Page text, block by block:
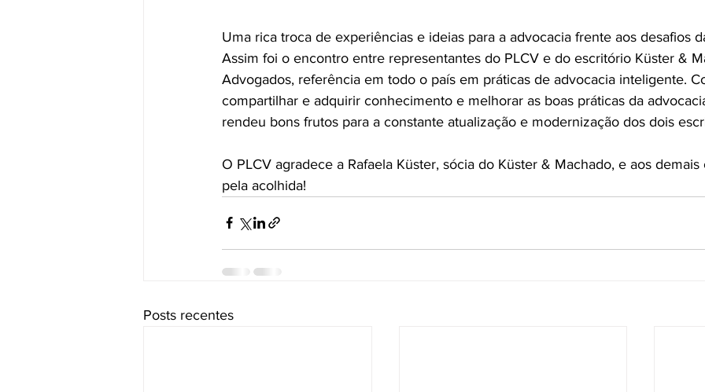
Uma rica troca de experiências e ideias para a advocacia frente aos desafios
Assim foi o encontro entre representantes do PLCV e do escritório Küster &
Advogados, referência em todo o país em práticas de advocacia inteligente.
compartilhar e adquirir conhecimento e melhorar as boas práticas da
rendeu bons frutos para a constante atualização e modernização dos dois
O PLCV agradece a Rafaela Küster, sócia do Küster & Machado, e aos
pela acolhida!
Posts recentes